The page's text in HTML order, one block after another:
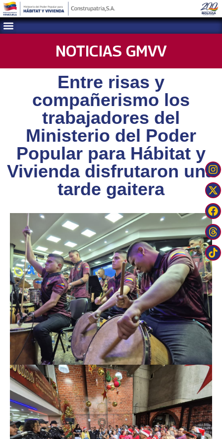
NOTICIAS GMVV
Entre risas y
compañerismo los
trabajadores del
Ministerio del Poder
Popular para Hábitat y
Vivienda disfrutaron una
tarde gaitera